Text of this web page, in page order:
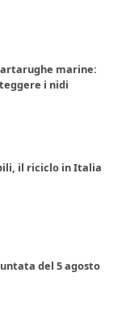
marine:
i nidi
il riciclo in Italia
del 5 agosto